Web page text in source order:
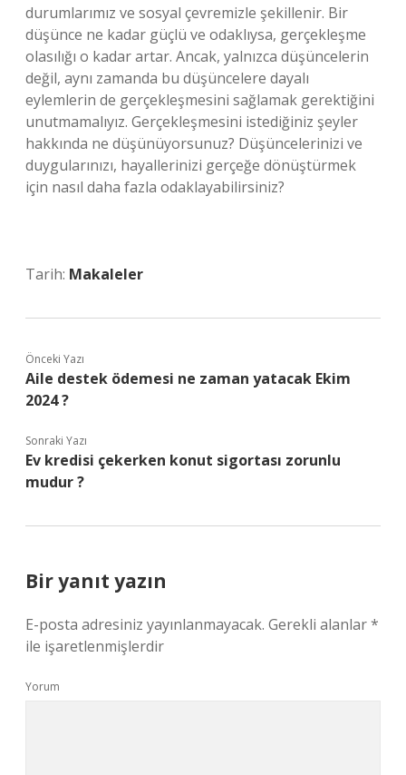
durumlarımız ve sosyal çevremizle şekillenir. Bir
düşünce ne kadar güçlü ve odaklıysa, gerçekleşme
olasılığı o kadar artar. Ancak, yalnızca düşüncelerin
değil, aynı zamanda bu düşüncelere dayalı
eylemlerin de gerçekleşmesini sağlamak gerektiğini
unutmamalıyız. Gerçekleşmesini istediğiniz şeyler
hakkında ne düşünüyorsunuz? Düşüncelerinizi ve
duygularınızı, hayallerinizi gerçeğe dönüştürmek
için nasıl daha fazla odaklayabilirsiniz?
Tarih: Makaleler
Önceki Yazı
Aile destek ödemesi ne zaman yatacak Ekim
2024 ?
Sonraki Yazı
Ev kredisi çekerken konut sigortası zorunlu
mudur ?
Bir yanıt yazın
E-posta adresiniz yayınlanmayacak. Gerekli alanlar*
ile işaretlenmişlerdir
Yorum